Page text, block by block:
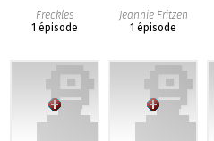
Freckles
1 épisode
Jeannie Fritzen
1 épisode